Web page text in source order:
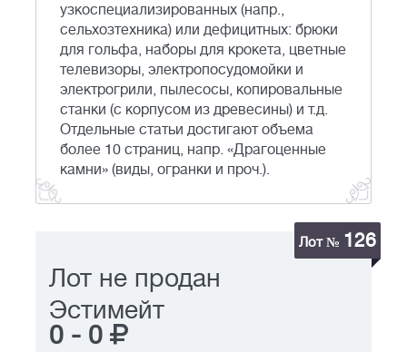
узкоспециализированных (напр.,
сельхозтехника) или дефицитных: брюки
для гольфа, наборы для крокета, цветные
телевизоры, электропосудомойки и
электрогрили, пылесосы, копировальные
станки (с корпусом из древесины) и т.д.
Отдельные статьи достигают объема
более 10 страниц, напр. «Драгоценные
камни» (виды, огранки и проч.).
Лот № 126
Лот не продан
Эстимейт
0 - 0